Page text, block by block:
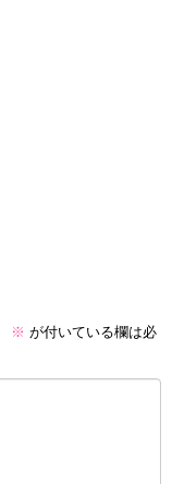
※ が付いている欄は必